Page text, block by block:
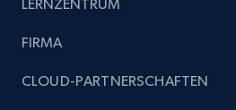
LERNZENTRUM
FIRMA
CLOUD-PARTNERSCHAFTEN